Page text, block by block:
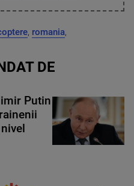
, romania,
DE
Putin